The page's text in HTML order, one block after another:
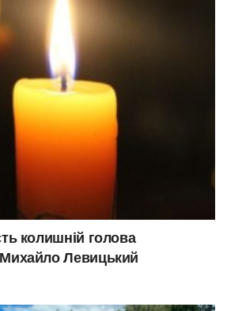
колишній голова
Левицький